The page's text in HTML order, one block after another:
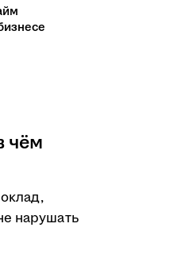
чём
нарушать